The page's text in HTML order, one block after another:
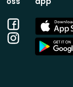
Facebook
Instagram
App
Store
App
Store